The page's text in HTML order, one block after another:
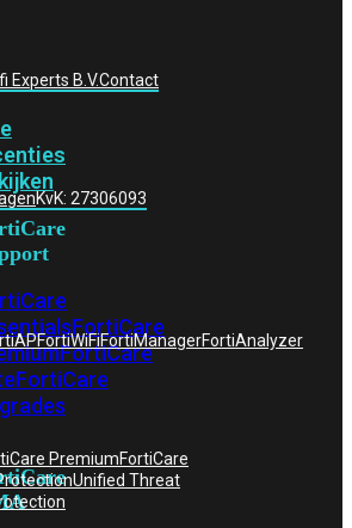
FortiCare
FortiCare
FortiCare
Experts B.V.Contact
KvK: 27306093
FortiWiFiFortiManagerFortiAnalyzer
PremiumFortiCare
Unified Threat